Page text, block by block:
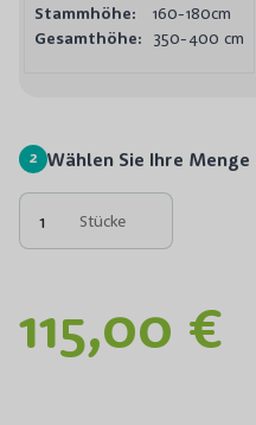
Stammhöhe:
160-180cm
Gesamthöhe:
350-400 cm
2 Wählen Sie Ihre Menge
Stücke
115,00 €